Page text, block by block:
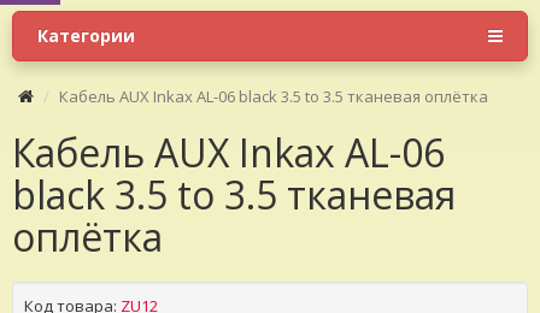
Категории
Кабель AUX Inkax AL-06 black 3.5 to 3.5 тканевая оплётка
Кабель AUX Inkax AL-06
black 3.5 to 3.5 тканевая
оплётка
Код товара: ZU12